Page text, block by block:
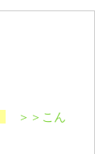
＞＞こん